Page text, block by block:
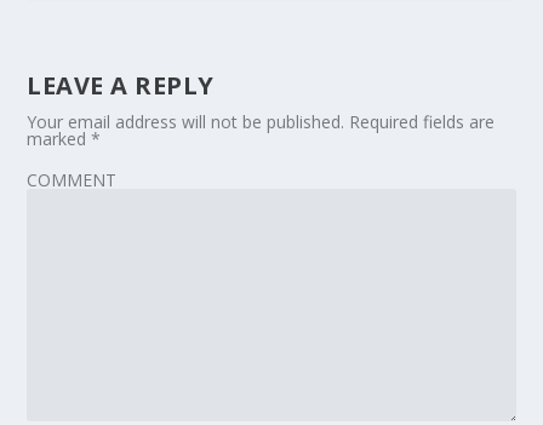
LEAVE A REPLY
Your email address will not be published. Required fields are
marked*
COMMENT